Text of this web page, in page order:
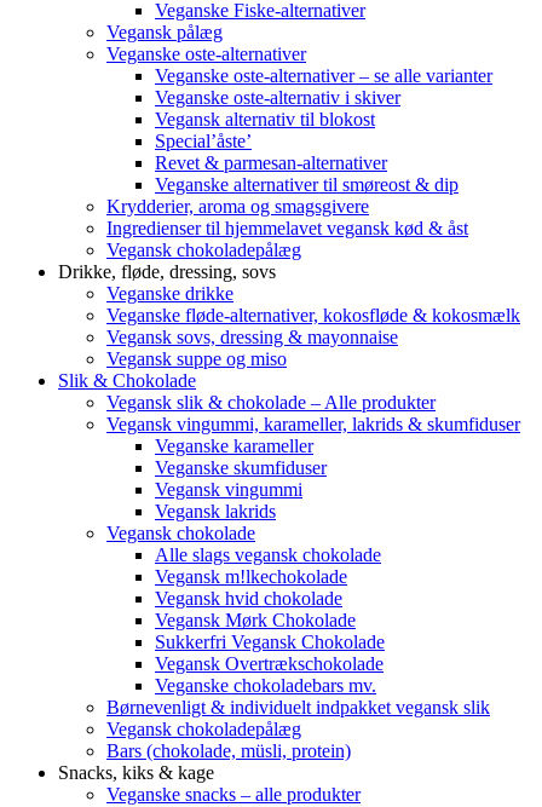
Veganske Fiske-alternativer
Vegansk pålæg
Veganske oste-alternativer
Veganske oste-alternativer – se alle varianter
Veganske oste-alternativ i skiver
Vegansk alternativ til blokost
Special’åste’
Revet & parmesan-alternativer
Veganske alternativer til smøreost & dip
Krydderier, aroma og smagsgivere
Ingredienser til hjemmelavet vegansk kød & åst
Vegansk chokoladepålæg
Drikke, fløde, dressing, sovs
Veganske drikke
Veganske fløde-alternativer, kokosfløde & kokosmælk
Vegansk sovs, dressing & mayonnaise
Vegansk suppe og miso
Slik & Chokolade
Vegansk slik & chokolade – Alle produkter
Vegansk vingummi, karameller, lakrids & skumfiduser
Veganske karameller
Veganske skumfiduser
Vegansk vingummi
Vegansk lakrids
Vegansk chokolade
Alle slags vegansk chokolade
Vegansk m!lkechokolade
Vegansk hvid chokolade
Vegansk Mørk Chokolade
Sukkerfri Vegansk Chokolade
Vegansk Overtrækschokolade
Veganske chokoladebars mv.
Børnevenligt & individuelt indpakket vegansk slik
Vegansk chokoladepålæg
Bars (chokolade, müsli, protein)
Snacks, kiks & kage
Veganske snacks – alle produkter